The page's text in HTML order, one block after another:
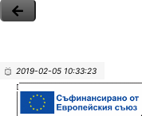
2019-02-05 10:33:23